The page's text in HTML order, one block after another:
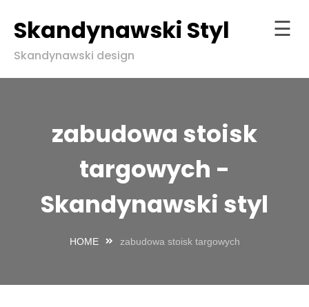
to
content
Skandynawski Styl
Skandynawski design
☰
zgodziezabudowa stoisk
targowych -
Skandynawski styl
HOME zabudowa stoisk targowych